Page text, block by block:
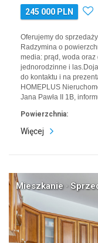
245 000 PLN
Oferujemy do
Radzymina o
media: prąd, woda
jednorodzinne i
do kontaktu i na
HOMEPLUS
Jana Pawła II 1B,
Powierzchnia:
Więcej
Mieszkanie ·